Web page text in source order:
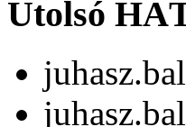
Utolsó